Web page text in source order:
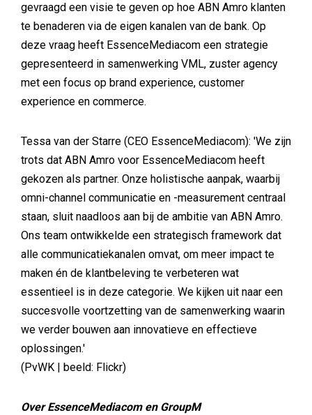
gevraagd een visie te geven op hoe ABN Amro klanten
te benaderen via de eigen kanalen van de bank. Op
deze vraag heeft EssenceMediacom een strategie
gepresenteerd in samenwerking VML, zuster agency
met een focus op brand experience, customer
experience en commerce.
Tessa van der Starre (CEO EssenceMediacom): 'We zijn
trots dat ABN Amro voor EssenceMediacom heeft
gekozen als partner. Onze holistische aanpak, waarbij
omni-channel communicatie en -measurement centraal
staan, sluit naadloos aan bij de ambitie van ABN Amro.
Ons team ontwikkelde een strategisch framework dat
alle communicatiekanalen omvat, om meer impact te
maken én de klantbeleving te verbeteren wat
essentieel is in deze categorie. We kijken uit naar een
succesvolle voortzetting van de samenwerking waarin
we verder bouwen aan innovatieve en effectieve
oplossingen.'
(PvWK | beeld: Flickr)
Over EssenceMediacom en GroupM